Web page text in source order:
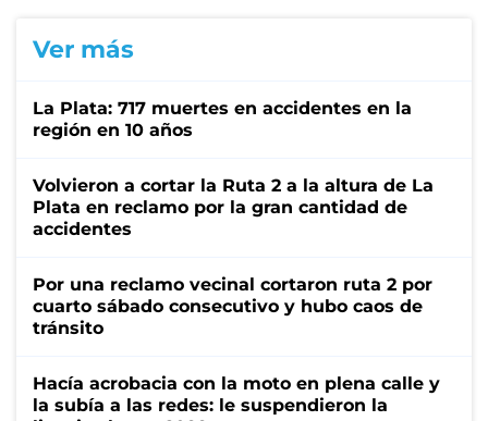
Ver más
La Plata: 717 muertes en accidentes en la
región en 10 años
Volvieron a cortar la Ruta 2 a la altura de La
Plata en reclamo por la gran cantidad de
accidentes
Por una reclamo vecinal cortaron ruta 2 por
cuarto sábado consecutivo y hubo caos de
tránsito
Hacía acrobacia con la moto en plena calle y
la subía a las redes: le suspendieron la